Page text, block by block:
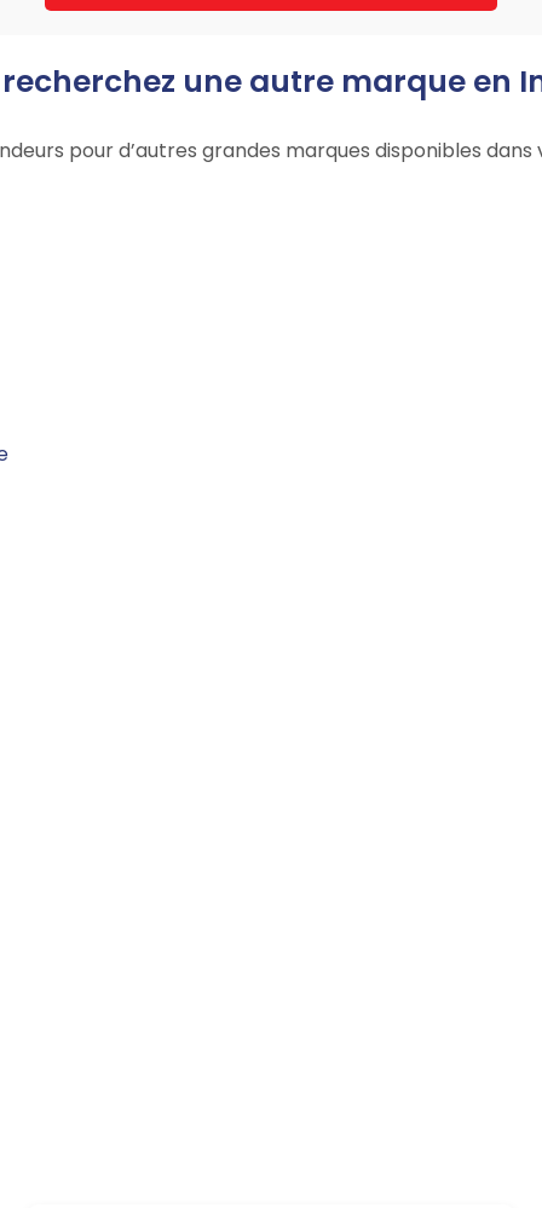
une autre marque en
pour d’autres grandes marques disponibles